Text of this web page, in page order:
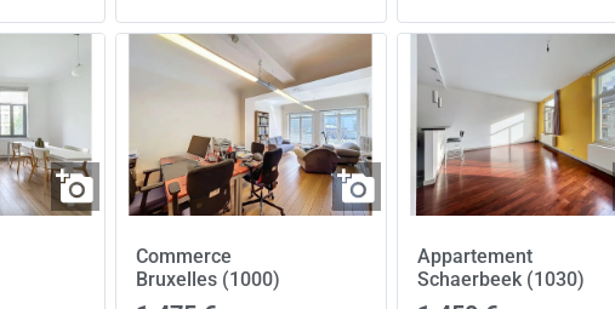
Commerce
Bruxelles (1000)
Appartement
Schaerbeek (1030)